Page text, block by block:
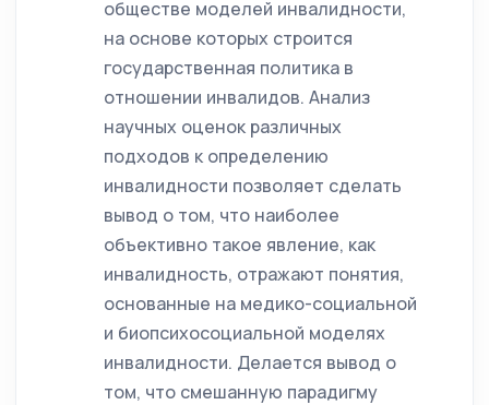
обществе моделей инвалидности,
на основе которых строится
государственная политика в
отношении инвалидов. Анализ
научных оценок различных
подходов к определению
инвалидности позволяет сделать
вывод о том, что наиболее
объективно такое явление, как
инвалидность, отражают понятия,
основанные на медико-социальной
и биопсихосоциальной моделях
инвалидности. Делается вывод о
том, что смешанную парадигму